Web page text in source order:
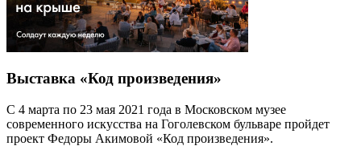
Выставка «Код произведения»
С 4 марта по 23 мая 2021 года в Московском музее
современного искусства на Гоголевском бульваре пройдет
проект Федоры Акимовой «Код произведения».